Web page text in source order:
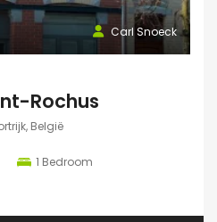
Carl Snoeck
Rochus
België
1 Bedroom